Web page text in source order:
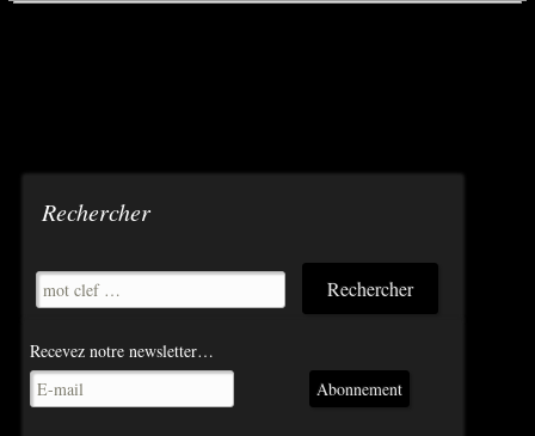
Rechercher
Recevez notre newsletter…
Abonnement